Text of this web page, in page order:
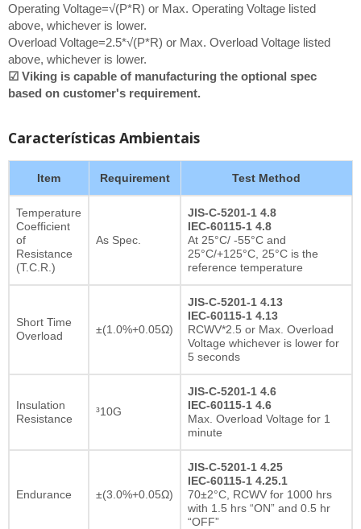
Operating Voltage=√(P*R) or Max. Operating Voltage listed
above, whichever is lower.
Overload Voltage=2.5*√(P*R) or Max. Overload Voltage listed
above, whichever is lower.
☑ Viking is capable of manufacturing the optional spec
based on customer's requirement.
Características Ambientais
Item Requirement Test Method
Temperature
Coefficient
of
Resistance
(T.C.R.)
As Spec.
JIS-C-5201-1 4.8
IEC-60115-1 4.8
At 25°C/ -55°C and
25°C/+125°C, 25°C is the
reference temperature
Short Time
Overload
±(1.0%+0.05Ω)
JIS-C-5201-1 4.13
IEC-60115-1 4.13
RCWV*2.5 or Max. Overload
Voltage whichever is lower for
5 seconds
Insulation
Resistance
³10G
JIS-C-5201-1 4.6
IEC-60115-1 4.6
Max. Overload Voltage for 1
minute
Endurance ±(3.0%+0.05Ω)
JIS-C-5201-1 4.25
IEC-60115-1 4.25.1
70±2°C, RCWV for 1000 hrs
with 1.5 hrs “ON” and 0.5 hr
“OFF”